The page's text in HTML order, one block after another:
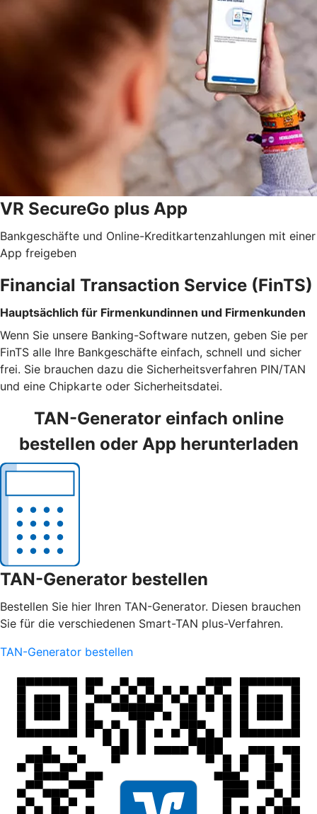
VR SecureGo plus App
Bankgeschäfte und Online-Kreditkartenzahlungen mit einer
App freigeben
Financial Transaction Service (FinTS)
Hauptsächlich für Firmenkundinnen und Firmenkunden
Wenn Sie unsere Banking-Software nutzen, geben Sie per
FinTS alle Ihre Bankgeschäfte einfach, schnell und sicher
frei. Sie brauchen dazu die Sicherheitsverfahren PIN/TAN
und eine Chipkarte oder Sicherheitsdatei.
TAN-Generator einfach online
bestellen oder App herunterladen
TAN-Generator bestellen
Bestellen Sie hier Ihren TAN-Generator. Diesen brauchen
Sie für die verschiedenen Smart-TAN plus-Verfahren.
TAN-Generator bestellen